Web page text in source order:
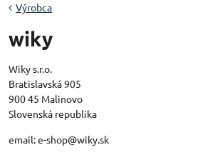
Výrobca
wiky
Wiky s.r.o.
Bratislavská 905
900 45 Malinovo
Slovenská republika
email: e-shop@wiky.sk